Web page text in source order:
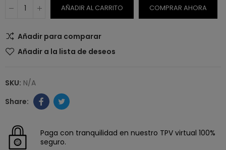
AÑADIR AL CARRITO COMPRAR AHORA
Añadir para comparar
Añadir a la lista de deseos
SKU: N/A
Paga con tranquilidad en nuestro TPV virtual 100%
seguro.